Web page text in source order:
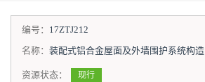
编号： 17ZTJ212
名称： 装配式铝合金屋面及外墙围护系统构造
资源状态： 现行